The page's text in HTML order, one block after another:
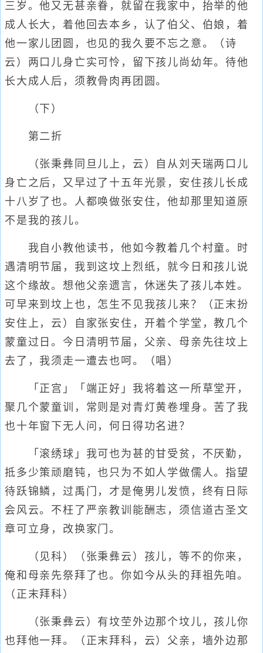
三岁。他又无甚亲眷，就留在我家中，抬举的他
成人长大，着他回去本乡，认了伯父、伯娘，着
他一家儿团圆，也见的我久要不忘之意。（诗
云）两口儿身亡实可怜，留下孩儿尚幼年。待他
长大成人后，须教骨肉再团圆。
（下）
第二折
（张秉彝同旦儿上，云）自从刘天瑞两口儿
身亡之后，又早过了十五年光景，安住孩儿长成
十八岁了也。人都唤做张安住，他却那里知道原
不是我的孩儿。
我自小教他读书，他如今教着几个村童。时
遇清明节届，我到这坟上烈纸，就今日和孩儿说
这个缘故。想他父亲遗言，休迷失了孩儿本姓。
可早来到坟上也，怎生不见我孩儿来？（正末扮
安住上，云）自家张安住，开着个学堂，教几个
蒙童过日。今日清明节届，父亲、母亲先往坟上
去了，我须走一遭去也呵。（唱）
「正宫」「端正好」我将着这一所草堂开，
聚几个蒙童训，常则是对青灯黄卷埋身。苦了我
也十年窗下无人问，何日得功名进？
「滚绣球」我可也为甚的甘受贫，不厌勤，
抵多少策顽磨钝，也只为不如人学做儒人。指望
待跃锦鳞，过禹门，才是俺男儿发愤，终有日际
会风云。不枉了严亲教训能酬志，须信道古圣文
章可立身，改换家门。
（见科）（张秉彝云）孩儿，等不的你来，
俺和母亲先祭拜了也。你如今从头的拜祖先咱。
（正末拜科）
（张秉彝云）有坟茔外边那个坟儿，孩儿你
也拜他一拜。（正末拜科，云）父亲，墙外边那